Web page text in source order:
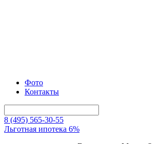
Фото
Контакты
8 (495) 565-30-55
Льготная ипотека 6%